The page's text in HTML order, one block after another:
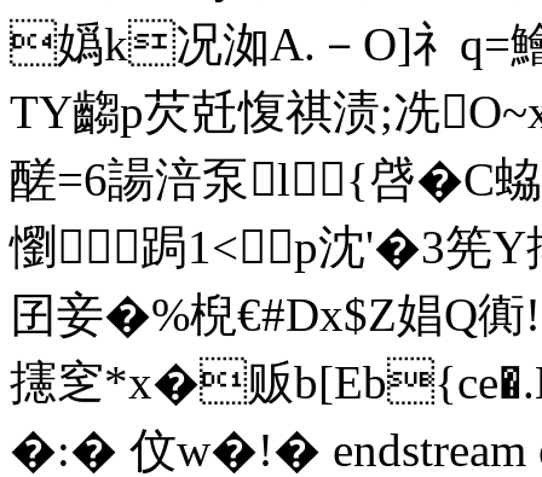
嬀k况洳A.－O]礻q=
TY齺p芡兛愎祺渍;冼
醝=6諹涪泵l{啔�C
懰跼1< p沈'�3筅Y
囝妾�%棿€#Dx$Z娼
攇窆*x�贩
�:� 伩 w�!�